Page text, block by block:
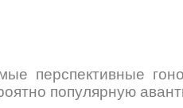
перспективные
популярную